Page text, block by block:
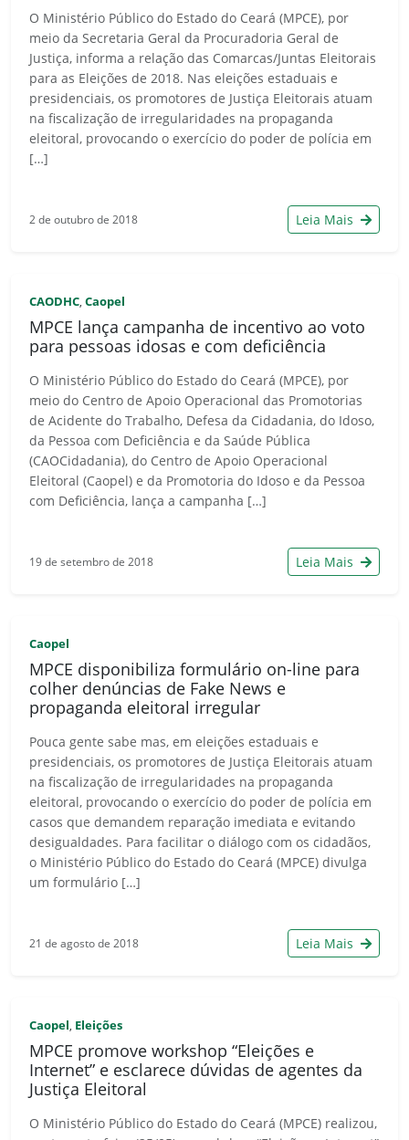
O Ministério Público do Estado do Ceará (MPCE), por
meio da Secretaria Geral da Procuradoria Geral de
Justiça, informa a relação das Comarcas/Juntas Eleitorais
para as Eleições de 2018. Nas eleições estaduais e
presidenciais, os promotores de Justiça Eleitorais atuam
na fiscalização de irregularidades na propaganda
eleitoral, provocando o exercício do poder de polícia em
[…]
2 de outubro de 2018 Leia Mais
CAODHC, Caopel
MPCE lança campanha de incentivo ao voto
para pessoas idosas e com deficiência
O Ministério Público do Estado do Ceará (MPCE), por
meio do Centro de Apoio Operacional das Promotorias
de Acidente do Trabalho, Defesa da Cidadania, do Idoso,
da Pessoa com Deficiência e da Saúde Pública
(CAOCidadania), do Centro de Apoio Operacional
Eleitoral (Caopel) e da Promotoria do Idoso e da Pessoa
com Deficiência, lança a campanha […]
19 de setembro de 2018 Leia Mais
Caopel
MPCE disponibiliza formulário on-line para
colher denúncias de Fake News e
propaganda eleitoral irregular
Pouca gente sabe mas, em eleições estaduais e
presidenciais, os promotores de Justiça Eleitorais atuam
na fiscalização de irregularidades na propaganda
eleitoral, provocando o exercício do poder de polícia em
casos que demandem reparação imediata e evitando
desigualdades. Para facilitar o diálogo com os cidadãos,
o Ministério Público do Estado do Ceará (MPCE) divulga
um formulário […]
21 de agosto de 2018 Leia Mais
Caopel, Eleições
MPCE promove workshop “Eleições e
Internet” e esclarece dúvidas de agentes da
Justiça Eleitoral
O Ministério Público do Estado do Ceará (MPCE) realizou,